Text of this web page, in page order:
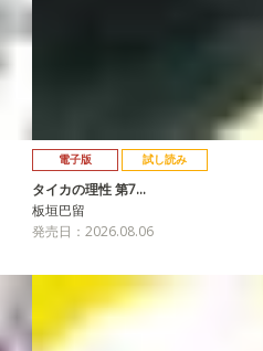
電子版 試し読み
タイカの理性 第7…
板垣巴留
発売日：2026.08.06